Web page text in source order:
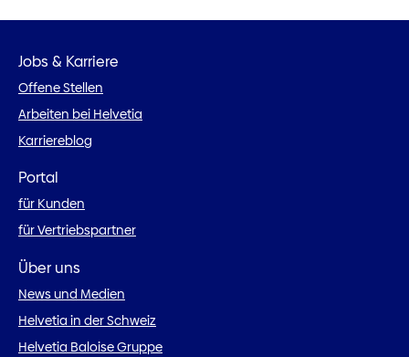
Jobs & Karriere
Offene Stellen
Arbeiten bei Helvetia
Karriereblog
Portal
für Kunden
für Vertriebspartner
Über uns
News und Medien
Helvetia in der Schweiz
Helvetia Baloise Gruppe